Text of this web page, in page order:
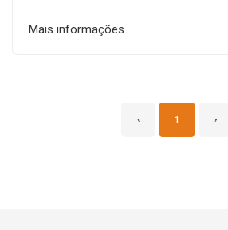
Mais informações
‹ 1 ›